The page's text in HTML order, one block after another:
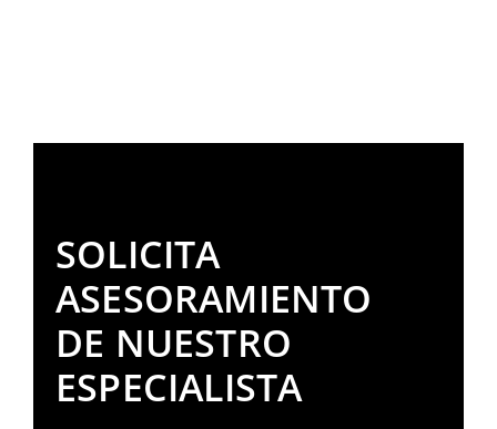
SOLICITA
ASESORAMIENTO
DE NUESTRO
ESPECIALISTA